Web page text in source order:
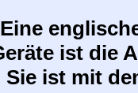
Eine
ist die
Sie ist mit